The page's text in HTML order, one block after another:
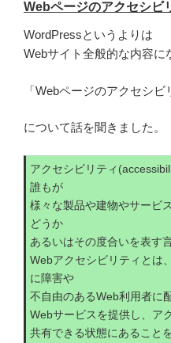
Webページのアクセシビ
WordPressというよりは
Webサイト全般的な内容に
「Webページのアクセシビ
について話を聞きました。
アクセシビリティ
誰もが
様々な製品や建物やサービ
どうか
あるいはその度合いを表す
Webアクセシビリティとは
に障害や
不自由のあるWeb利用者に
Webサービスを提供し、ア
共有できる状態にあること